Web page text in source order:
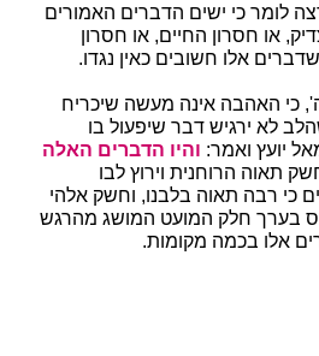
לומר כי ישים הדברים האמורים
או חסרון החיים, או חסרון
אלו חשובים כאין נגדו.
כי האהבה אינה מעשה שיכריח
לא ירגיש דבר שיפעול בו
יועץ ואמר: והיו הדברים האלה
תאוה הרוחנית וירוץ לבו
כי רבה תאוה בלבנו, וחשק אלהי
בערך חלק המועט המושג מהרגש
אלו בכמה מקומות.